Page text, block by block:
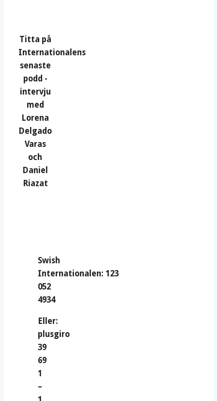
Titta på
Internationalens
senaste
podd -
intervju
med
Lorena
Delgado
Varas
och
Daniel
Riazat
Swish
Internationalen: 123
052
4934
Eller:
plusgiro
39
69
1
–